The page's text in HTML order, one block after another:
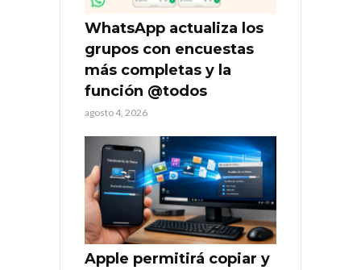
WhatsApp actualiza los
grupos con encuestas
más completas y la
función @todos
agosto 4, 2026
Apple permitirá copiar y